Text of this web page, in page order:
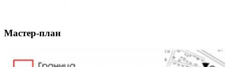
Мастер-план